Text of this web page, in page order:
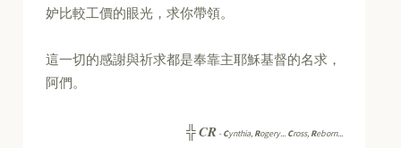
妒比較工價的眼光，求你帶領。
這一切的感謝與祈求都是奉靠主耶穌基督的名求，
阿們。
╬CR -Cynthia, Rogery... Cross, Reborn...